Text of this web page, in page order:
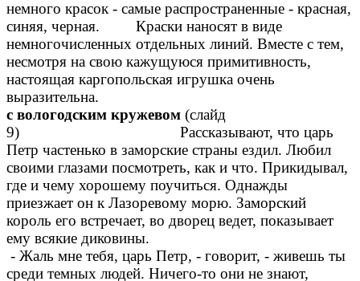
немного красок - самые распространенные - красная,
синяя, черная. Краски наносят в виде
немногочисленных отдельных линий. Вместе с тем,
несмотря на свою кажущуюся примитивность,
настоящая каргопольская игрушка очень
с вологодским кружевом (слайд
9) Рассказывают, что царь
Петр частенько в заморские страны ездил. Любил
своими глазами посмотреть, как и что. Прикидывал,
где и чему хорошему поучиться. Однажды
приезжает он к Лазоревому морю. Заморский
король его встречает, во дворец ведет, показывает
ему всякие диковины.
- Жаль мне тебя, царь Петр, - говорит, - живешь ты
среди темных людей. Ничего-то они не знают,